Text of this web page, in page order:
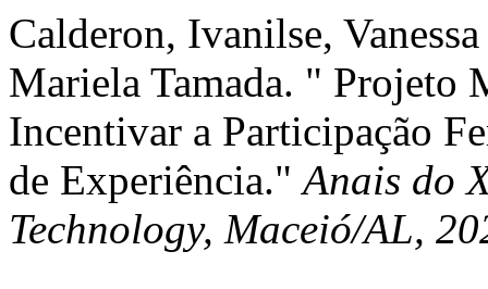
Calderon, Ivanilse,
Mariela Tamada. " Projeto
Incentivar a Participação
de Experiência."Anais do
Technology, Maceió/AL,